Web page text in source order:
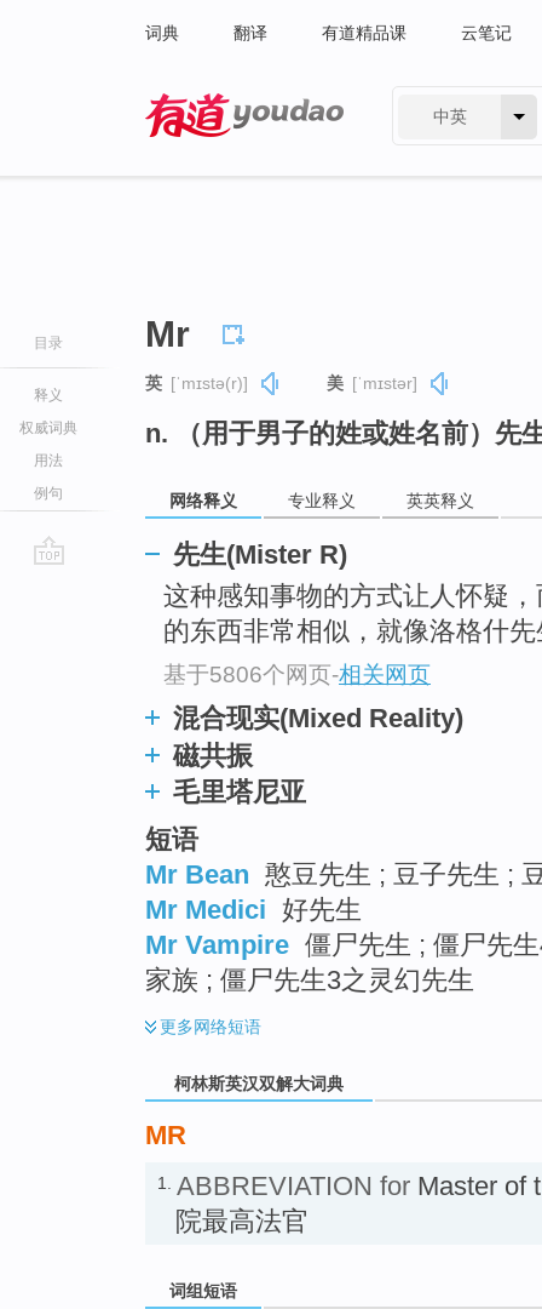
词典 翻译 有道精品课 云笔记
中英
目录
释义
权威词典
用法
例句
Mr
英 [ˈmɪstə(r)] 美 [ˈmɪstər]
n. （用于男子的姓或姓名前）先
网络释义 专业释义 英英释义
先生(Mister R)
这种感知事物的方式让人怀疑
的东西非常相似，就像洛格什先
基于5806个网页-相关网页
混合现实(Mixed Reality)
磁共振
毛里塔尼亚
短语
Mr Bean 憨豆先生 ; 豆子先生 ;
Mr Medici 好先生
Mr Vampire 僵尸先生 ; 僵尸先
家族 ; 僵尸先生3之灵幻先生
更多网络短语
柯林斯英汉双解大词典
MR
1. ABBREVIATION for Master of
院最高法官
词组短语